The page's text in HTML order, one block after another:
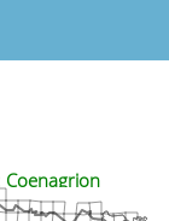
Coenagrion